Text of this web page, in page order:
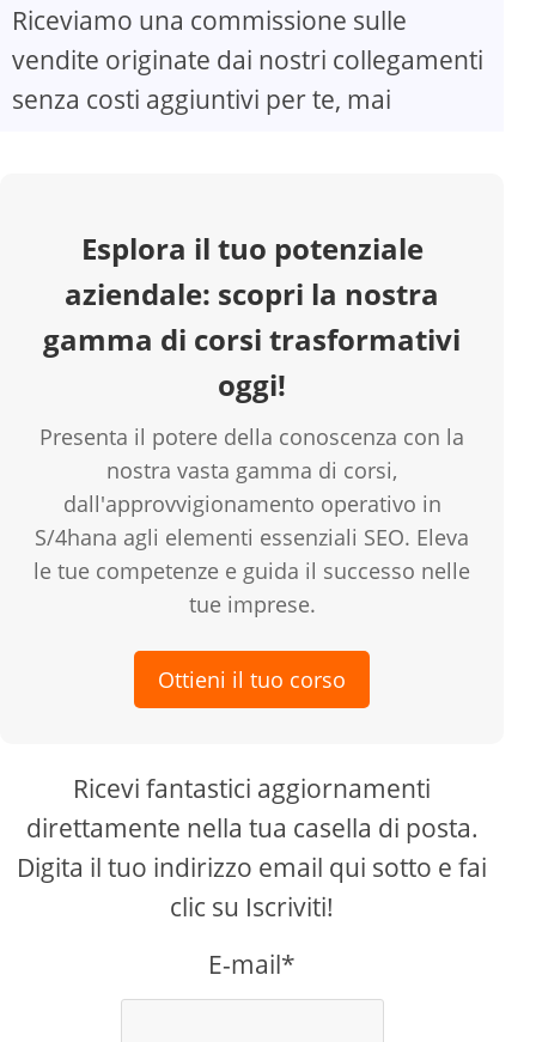
V
i
e
o
Riceviamo una commissione sulle
vendite originate dai nostri collegamenti
senza costi aggiuntivi per te, mai
Esplora il tuo potenziale
aziendale: scopri la nostra
gamma di corsi trasformativi
oggi!
Presenta il potere della conoscenza con la
nostra vasta gamma di corsi,
dall'approvvigionamento operativo in
S/4hana agli elementi essenziali SEO. Eleva
le tue competenze e guida il successo nelle
tue imprese.
Ottieni il tuo corso
Ricevi fantastici aggiornamenti
direttamente nella tua casella di posta.
Digita il tuo indirizzo email qui sotto e fai
clic su Iscriviti!
E-mail*